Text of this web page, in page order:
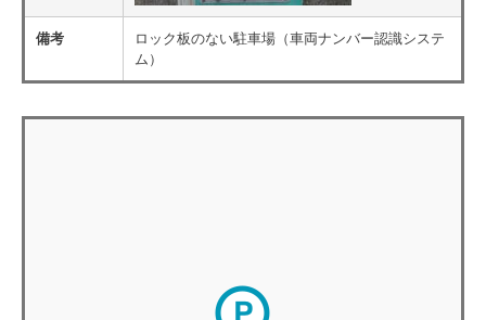
備考
ロック板のない駐車場（車両ナンバー認識システ
ム）